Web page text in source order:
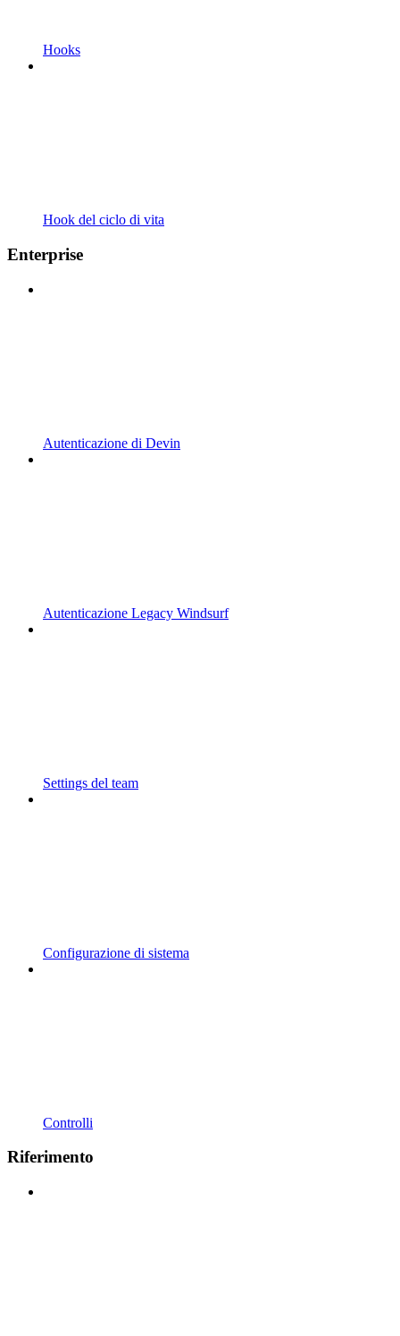
Hooks
Hook del ciclo di vita
Enterprise
Autenticazione di Devin
Autenticazione Legacy Windsurf
Settings del team
Configurazione di sistema
Controlli
Riferimento